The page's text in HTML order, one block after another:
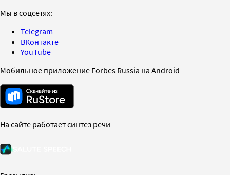
Мы в соцсетях:
Telegram
ВКонтакте
YouTube
Мобильное приложение Forbes Russia на Android
На сайте работает синтез речи